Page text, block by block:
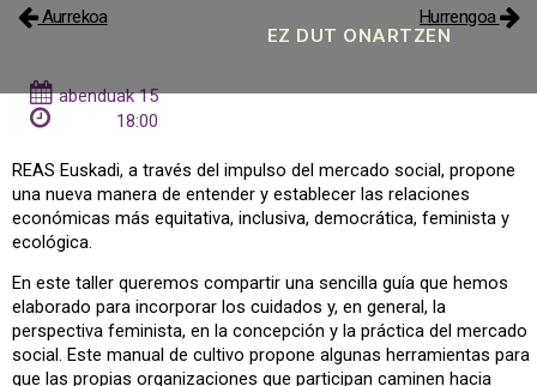
Aurrekoa Hurrengoa
abenduak 15
18:00
REAS Euskadi, a través del impulso del mercado social, propone
una nueva manera de entender y establecer las relaciones
económicas más equitativa, inclusiva, democrática, feminista y
ecológica.
En este taller queremos compartir una sencilla guía que hemos
elaborado para incorporar los cuidados y, en general, la
perspectiva feminista, en la concepción y la práctica del mercado
social. Este manual de cultivo propone algunas herramientas para
que las propias organizaciones que participan caminen hacia